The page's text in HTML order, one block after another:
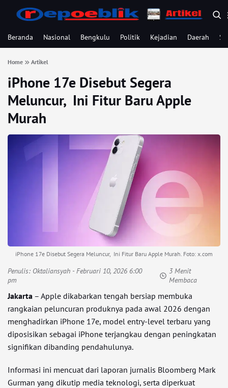
Beranda Nasional Bengkulu Politik Kejadian Daerah
Home Artikel
iPhone 17e Disebut Segera
Meluncur, Ini Fitur Baru Apple
Murah
iPhone 17e Disebut Segera Meluncur, Ini Fitur Baru Apple Murah. Foto: x.com
Penulis: Oktaliansyah - Februari 10, 2026 6:00
pm
3 Menit
Membaca
Jakarta – Apple dikabarkan tengah bersiap membuka
rangkaian peluncuran produknya pada awal 2026 dengan
menghadirkan iPhone 17e, model entry-level terbaru yang
diposisikan sebagai iPhone terjangkau dengan peningkatan
signifikan dibanding pendahulunya.
Informasi ini mencuat dari laporan jurnalis Bloomberg Mark
Gurman yang dikutip media teknologi, serta diperkuat